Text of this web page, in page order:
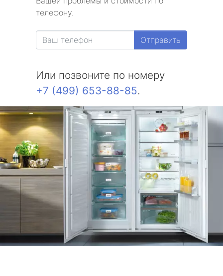
телефону.
Отправить
Или позвоните по номеру
+7 (499) 653-88-85.